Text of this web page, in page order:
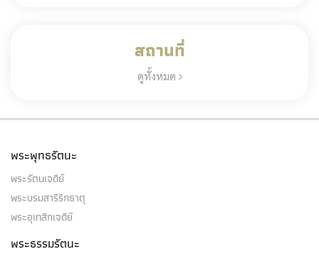
สถานที่
ดูทั้งหมด
พระพุทธรัตนะ
พระรัตนเจดีย์
พระบรมสารีริกธาตุ
พระอุเทสิกเจดีย์
พระธรรมรัตนะ